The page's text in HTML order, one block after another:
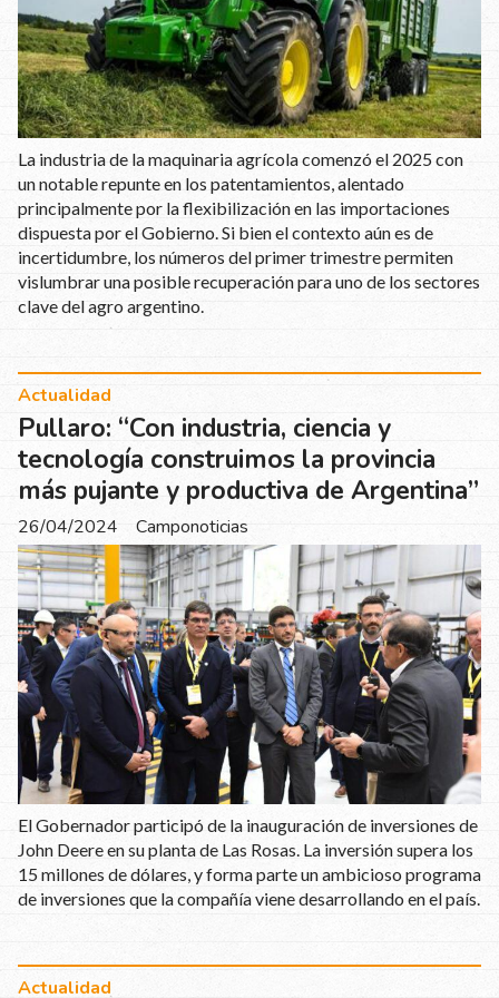
La industria de la maquinaria agrícola comenzó el 2025 con
un notable repunte en los patentamientos, alentado
principalmente por la flexibilización en las importaciones
dispuesta por el Gobierno. Si bien el contexto aún es de
incertidumbre, los números del primer trimestre permiten
vislumbrar una posible recuperación para uno de los sectores
clave del agro argentino.
Pullaro: “Con industria, ciencia y
tecnología construimos la provincia
más pujante y productiva de Argentina”
Camponoticias
Actualidad
26/04/2024
El Gobernador participó de la inauguración de inversiones de
John Deere en su planta de Las Rosas. La inversión supera los
15 millones de dólares, y forma parte un ambicioso programa
de inversiones que la compañía viene desarrollando en el país.
Actualidad